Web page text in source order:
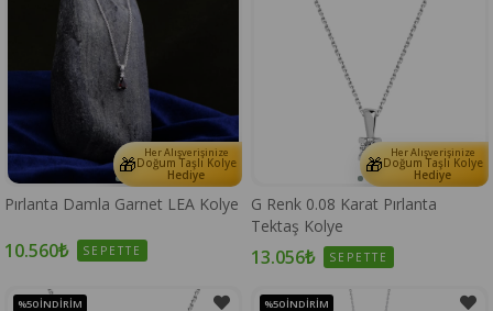
🎁 Her Alışverişinize
Doğum Taşlı Kolye
Hediye
Pırlanta Damla Garnet LEA Kolye
10.560₺ SEPETTE
🎁 Her Alışverişinize
Doğum Taşlı Kolye
Hediye
G Renk 0.08 Karat Pırlanta
Tektaş Kolye
13.056₺ SEPETTE
%50İNDIRIM %50İNDIRIM